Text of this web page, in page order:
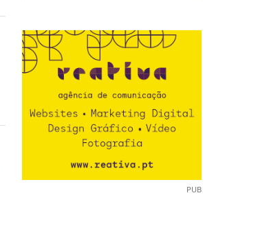
PUB